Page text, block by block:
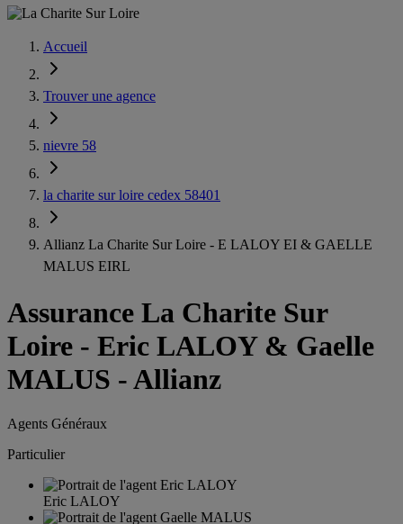
Accueil
Trouver une agence
nievre 58
la charite sur loire cedex 58401
Allianz La Charite Sur Loire - E LALOY EI & GAELLE
MALUS EIRL
Assurance La Charite Sur
Loire - Eric LALOY & Gaelle
MALUS - Allianz
Agents Généraux
Particulier
Eric LALOY